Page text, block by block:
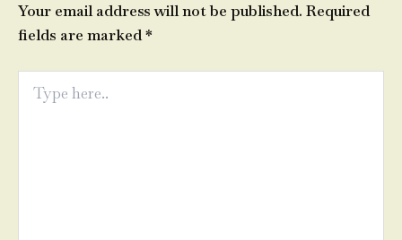
Your email address will not be published. Required
fields are marked*
here..